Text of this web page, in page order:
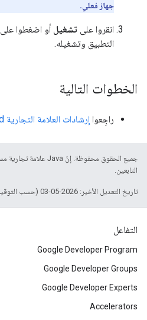
جهاز فعلي.
انقروا على تشغيل أو اضغطوا على
التطبيق وتشغيله.
الخطوات التالية
راجِعوا إرشادات العلامة التجارية Cardboard
التابعين.
تاريخ التعديل الأخير: 2026-05-03 (حسب التوقيت العالمي المتفَّق عليه)
التفاعل
Google Developer Program
Google Developer Groups
Google Developer Experts
Accelerators